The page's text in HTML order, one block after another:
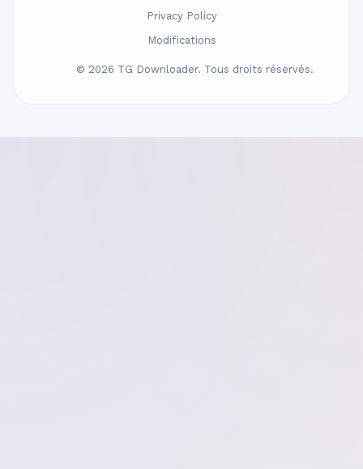
Privacy Policy
Modifications
© 2026 TG Downloader. Tous droits réservés.